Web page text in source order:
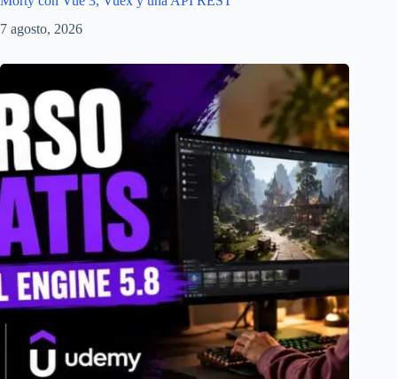
7 agosto, 2026